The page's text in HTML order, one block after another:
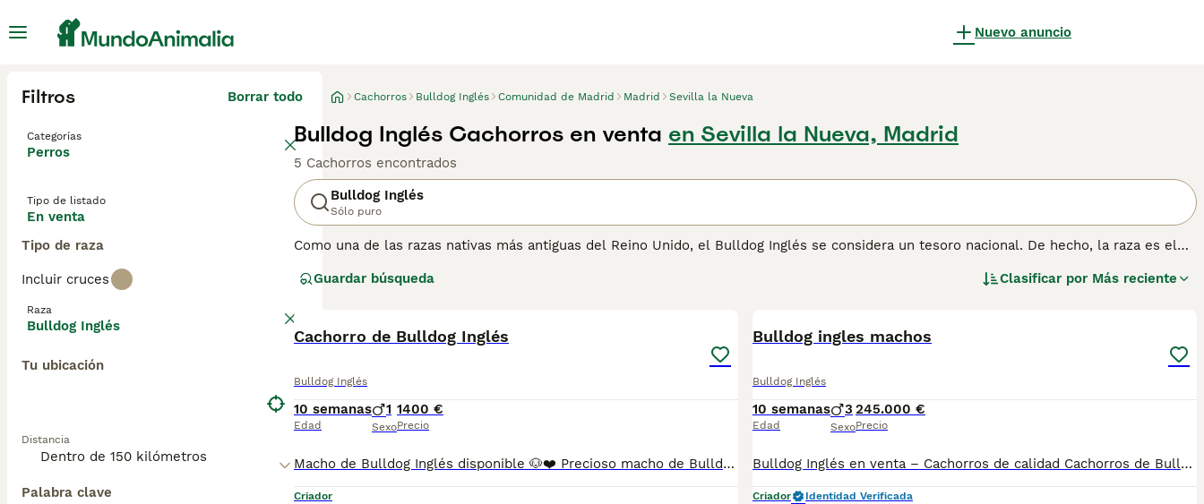
Nuevo anuncio
Filtros Borrar todo
Categorías
Perros
Tipo de listado
En venta
Tipo de raza
Incluir cruces
Raza
Bulldog Inglés
Tu ubicación
Distancia
Palabra clave
Cachorros Bulldog Inglés Comunidad de Madrid Madrid Sevilla la Nueva
Bulldog Inglés Cachorros en venta en Sevilla la Nueva, Madrid
5 Cachorros encontrados
Bulldog Inglés
Sólo puro
Como una de las razas nativas más antiguas del Reino Unido, el Bulldog Inglés se considera un tesoro nacional. De hecho, la raza es el
constante del legendario John Bull. Este perro de cara más corta y más fornido que vemos hoy se originó a mediados del siglo XIX. Los
Lee nuestrapágina de consejos de compra de Bulldog Inglés para obtener información sobre esta raza de perro.
Guardar búsqueda Clasificar por Más reciente
Cachorro de Bulldog Inglés
Bulldog Inglés
10 semanas
Edad
1
Sexo
1400 €
Precio
Macho de Bulldog Inglés disponible 🐶❤️ Precioso macho de Bulldog Inglés, nacido el 28/05/2026, listo para encontrar una familia responsable. Se entrega con: - ✅ Vacunas correspondientes a su edad. - ✅ Desparasitación interna y externa. - ✅ Cartilla sanitaria. - ✅ Revisión veterinaria antes de la entrega. - ✅ Excelente estado de salud. Criado en un ambiente familiar, con una atención constante desde su nacimiento y super socializado, acostumbrado al contacto con personas y a los ruidos habituales del hogar. Es un cachorro cariñoso, equilibrado y con el carácter típico de la raza. Se puede visitar sin ningún compromiso para conocerlo personalmente. Solo para familias responsables que busquen un compañero para toda la vida.
Criador
Bulldog ingles machos
Bulldog Inglés
10 semanas
Edad
3
Sexo
245.000 €
Precio
Bulldog Inglés en venta – Cachorros de calidad Cachorros de Bulldog Inglés sanos y con excelente carácter. Criados en casa con dedicación. Entregados con: Microchip Vacunas completas Desparasitación Revisión veterinaria Pedigree opcional. Ideales como perros de compañía: tranquilos, cariñosos y con esa expresión tan característica. Preferencia WhatsApp o llamadas de teléfono.
Criador
Identidad Verificada